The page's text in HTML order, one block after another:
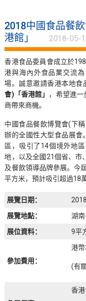
2018中國食品餐
港館」
2018-05-
香港食品委員會成立於
港與海內外食品業交流
場。誠意邀請香港本地食
會)「香港館」 ，希望進
商帶來商機。
中國食品餐飲博覽會(下
辦的全國性大型食品展會
區，吸引了14個境外地
地，以及全國21個省、市
及餐飲領導品牌參展。今
平方米，預計吸引超過18
展覽日期：
展覽地點：
湖
展位資料：
9平
參加費用：
港
(有
香